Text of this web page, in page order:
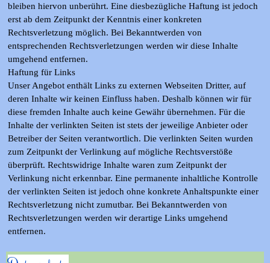
bleiben hiervon unberührt. Eine diesbezügliche Haftung ist jedoch
erst ab dem Zeitpunkt der Kenntnis einer konkreten
Rechtsverletzung möglich. Bei Bekanntwerden von
entsprechenden Rechtsverletzungen werden wir diese Inhalte
umgehend entfernen.
Haftung für Links
Unser Angebot enthält Links zu externen Webseiten Dritter, auf
deren Inhalte wir keinen Einfluss haben. Deshalb können wir für
diese fremden Inhalte auch keine Gewähr übernehmen. Für die
Inhalte der verlinkten Seiten ist stets der jeweilige Anbieter oder
Betreiber der Seiten verantwortlich. Die verlinkten Seiten wurden
zum Zeitpunkt der Verlinkung auf mögliche Rechtsverstöße
überprüft. Rechtswidrige Inhalte waren zum Zeitpunkt der
Verlinkung nicht erkennbar. Eine permanente inhaltliche Kontrolle
der verlinkten Seiten ist jedoch ohne konkrete Anhaltspunkte einer
Rechtsverletzung nicht zumutbar. Bei Bekanntwerden von
Rechtsverletzungen werden wir derartige Links umgehend
entfernen.